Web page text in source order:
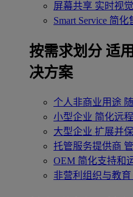
屏幕共享 实时视
Smart Service 简化
按需求划分 适
决方案
个人非商业用途
小型企业 简化远
大型企业 扩展并
托管服务提供商
OEM 简化支持和
非营利组织与教育